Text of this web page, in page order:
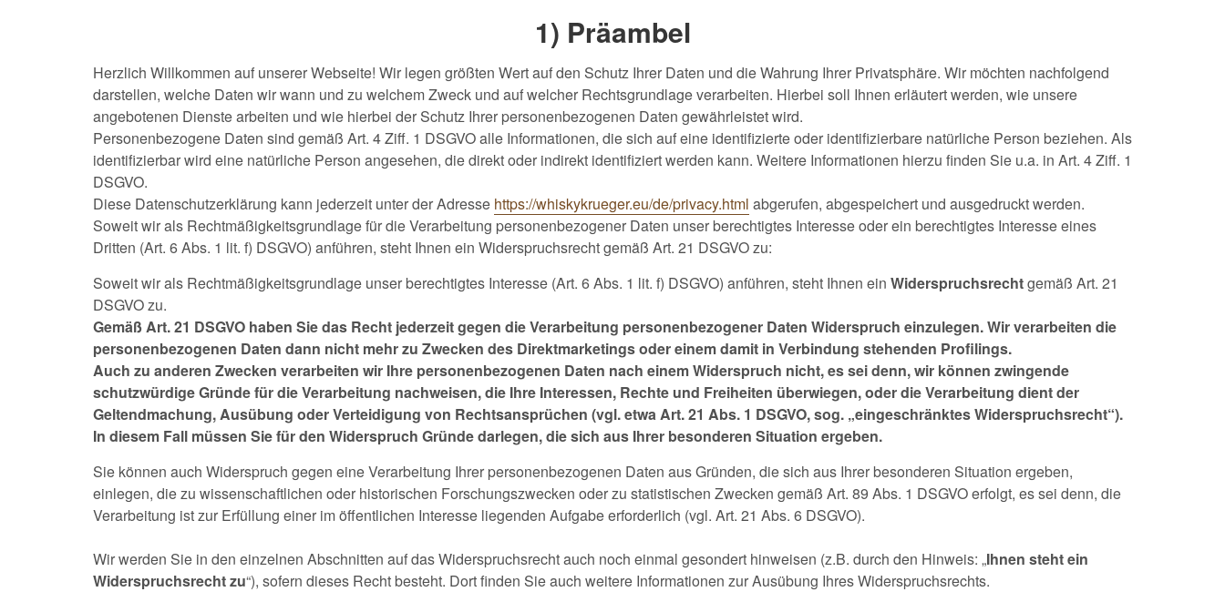
1) Präambel
Herzlich Willkommen auf unserer Webseite! Wir legen größten Wert auf den Schutz Ihrer Daten und die Wahrung Ihrer Privatsphäre. Wir möchten nachfolgend
darstellen, welche Daten wir wann und zu welchem Zweck und auf welcher Rechtsgrundlage verarbeiten. Hierbei soll Ihnen erläutert werden, wie unsere
angebotenen Dienste arbeiten und wie hierbei der Schutz Ihrer personenbezogenen Daten gewährleistet wird.
Personenbezogene Daten sind gemäß Art. 4 Ziff. 1 DSGVO alle Informationen, die sich auf eine identifizierte oder identifizierbare natürliche Person beziehen. Als
identifizierbar wird eine natürliche Person angesehen, die direkt oder indirekt identifiziert werden kann. Weitere Informationen hierzu finden Sie u.a. in Art. 4 Ziff. 1
DSGVO.
Diese Datenschutzerklärung kann jederzeit unter der Adresse https://whiskykrueger.eu/de/privacy.html abgerufen, abgespeichert und ausgedruckt werden.
Soweit wir als Rechtmäßigkeitsgrundlage für die Verarbeitung personenbezogener Daten unser berechtigtes Interesse oder ein berechtigtes Interesse eines
Dritten (Art. 6 Abs. 1 lit. f) DSGVO) anführen, steht Ihnen ein Widerspruchsrecht gemäß Art. 21 DSGVO zu:
Soweit wir als Rechtmäßigkeitsgrundlage unser berechtigtes Interesse (Art. 6 Abs. 1 lit. f) DSGVO) anführen, steht Ihnen ein Widerspruchsrechtgemäß Art. 21
DSGVO zu.
Gemäß Art. 21 DSGVO haben Sie das Recht jederzeit gegen die Verarbeitung personenbezogener Daten Widerspruch einzulegen. Wir verarbeiten die
personenbezogenen Daten dann nicht mehr zu Zwecken des Direktmarketings oder einem damit in Verbindung stehenden Profilings.
Auch zu anderen Zwecken verarbeiten wir Ihre personenbezogenen Daten nach einem Widerspruch nicht, es sei denn, wir können zwingende
schutzwürdige Gründe für die Verarbeitung nachweisen, die Ihre Interessen, Rechte und Freiheiten überwiegen, oder die Verarbeitung dient der
Geltendmachung, Ausübung oder Verteidigung von Rechtsansprüchen (vgl. etwa Art. 21 Abs. 1 DSGVO, sog. „eingeschränktes Widerspruchsrecht“).
In diesem Fall müssen Sie für den Widerspruch Gründe darlegen, die sich aus Ihrer besonderen Situation ergeben.
Sie können auch Widerspruch gegen eine Verarbeitung Ihrer personenbezogenen Daten aus Gründen, die sich aus Ihrer besonderen Situation ergeben,
einlegen, die zu wissenschaftlichen oder historischen Forschungszwecken oder zu statistischen Zwecken gemäß Art. 89 Abs. 1 DSGVO erfolgt, es sei denn, die
Verarbeitung ist zur Erfüllung einer im öffentlichen Interesse liegenden Aufgabe erforderlich (vgl. Art. 21 Abs. 6 DSGVO).
Wir werden Sie in den einzelnen Abschnitten auf das Widerspruchsrecht auch noch einmal gesondert hinweisen (z.B. durch den Hinweis: „Ihnen steht ein
Widerspruchsrecht zu“), sofern dieses Recht besteht. Dort finden Sie auch weitere Informationen zur Ausübung Ihres Widerspruchsrechts.